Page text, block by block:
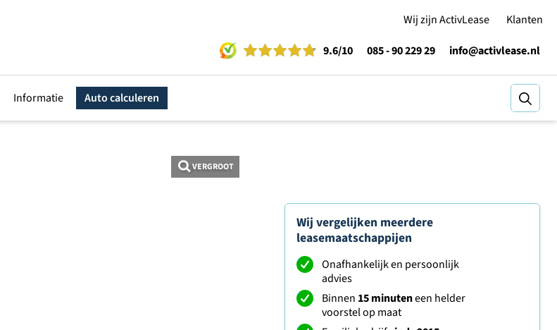
Wij zijn ActivLease
Klanten
9.6/10 085 - 90 229 29 info@activlease.nl
Informatie Auto calculeren
VERGROOT
Wij vergelijken meerdere
leasemaatschappijen
Onafhankelijk en persoonlijk
advies
Binnen 15 minuteneen helder
voorstel op maat